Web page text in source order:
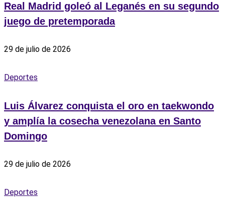
Real Madrid goleó al Leganés en su segundo
juego de pretemporada
29 de julio de 2026
Deportes
Luis Álvarez conquista el oro en taekwondo
y amplía la cosecha venezolana en Santo
Domingo
29 de julio de 2026
Deportes